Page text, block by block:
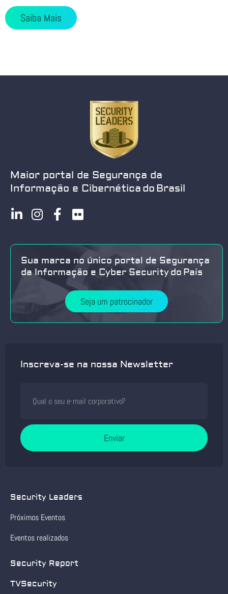
Saiba Mais
Maior portal de Segurança da
Informação e Cibernética do Brasil
Sua marca no único portal de Segurança
da Informação e Cyber Security do País
Seja um patrocinador
Inscreva-se na nossa Newsletter
Enviar
Security Leaders
Próximos Eventos
Eventos realizados
Security Report
TVSecurity